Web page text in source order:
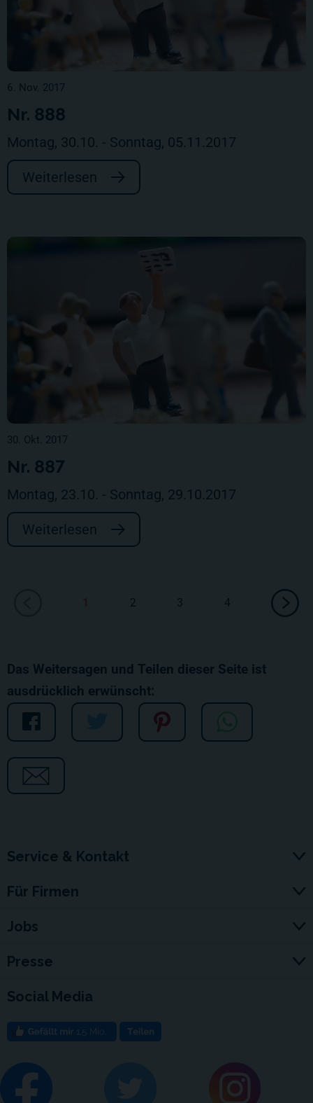
6. Nov. 2017
Nr. 888
Montag, 30.10. - Sonntag, 05.11.2017
Weiterlesen
30. Okt. 2017
Nr. 887
Montag, 23.10. - Sonntag, 29.10.2017
Weiterlesen
2 3 4
Das Weitersagen und Teilen dieser Seite ist
ausdrücklich erwünscht:
Service & Kontakt
Für Firmen
Jobs
Presse
Social Media